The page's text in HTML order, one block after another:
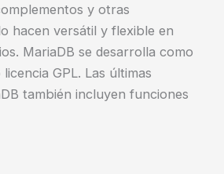
y otras
hacen versátil y flexible en
MariaDB se desarrolla como
GPL. Las últimas
también incluyen funciones